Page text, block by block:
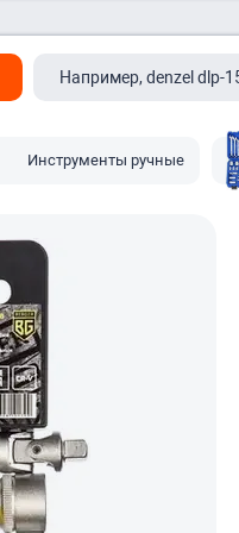
Инструменты ручные